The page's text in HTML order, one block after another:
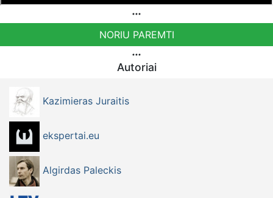
NORIU PAREMTI
Autoriai
Kazimieras Juraitis
ekspertai.eu
Algirdas Paleckis